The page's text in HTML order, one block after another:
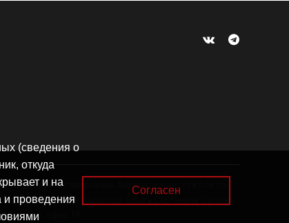
(сведения о
откуда
и на
и проведения
Согласен
года, зарегистрировано Федеральной службой по
Главный редактор: Ольга Сергеевна Орлова.
пом. I, офис 19